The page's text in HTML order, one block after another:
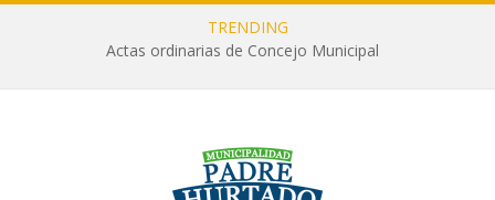
TRENDING
Actas ordinarias de Concejo Municipal